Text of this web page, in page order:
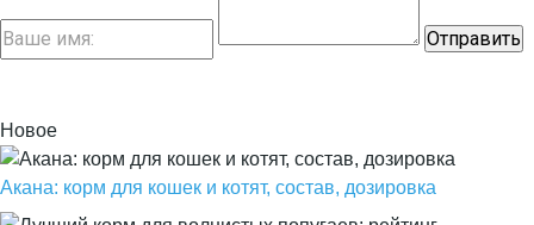
Новое
Акана: корм для кошек и котят, состав, дозировка